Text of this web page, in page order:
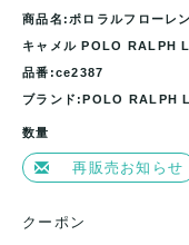
商品名:ポロラルフローレ
キャメル POLO RALPH
品番:ce2387
ブランド:POLO RALPH
数量
再販売お知らせ
クーポン